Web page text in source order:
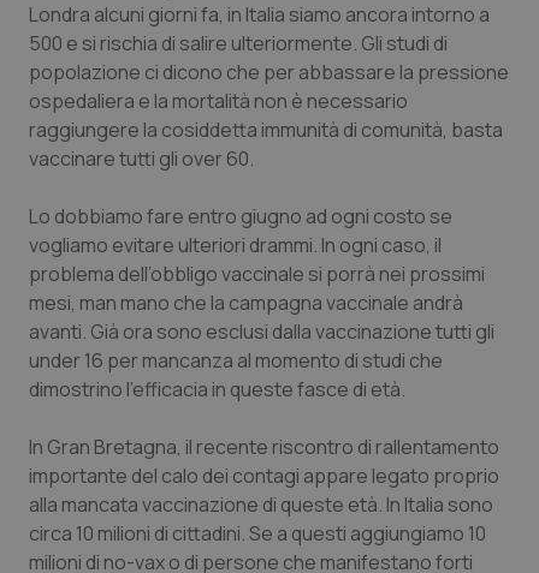
Valle D’Aosta
Veneto
Oncodermatologia
Oncoematologia
Oncologia & Nutrizione
Psoriasi & pelle
Quotidiano Cardiologia
Quotidiano Chirurgia
Quotidiano Pediatria
Rene & patologie urogenitali
Londra alcuni giorni fa, in Italia siamo ancora intorno a
500 e si rischia di salire ulteriormente. Gli studi di
popolazione ci dicono che per abbassare la pressione
ospedaliera e la mortalità non è necessario
raggiungere la cosiddetta immunità di comunità, basta
vaccinare tutti gli over 60.
Lo dobbiamo fare entro giugno ad ogni costo se
vogliamo evitare ulteriori drammi. In ogni caso, il
problema dell’obbligo vaccinale si porrà nei prossimi
mesi, man mano che la campagna vaccinale andrà
avanti. Già ora sono esclusi dalla vaccinazione tutti gli
under 16 per mancanza al momento di studi che
dimostrino l’efficacia in queste fasce di età.
In Gran Bretagna, il recente riscontro di rallentamento
importante del calo dei contagi appare legato proprio
alla mancata vaccinazione di queste età. In Italia sono
circa 10 milioni di cittadini. Se a questi aggiungiamo 10
milioni di no-vax o di persone che manifestano forti